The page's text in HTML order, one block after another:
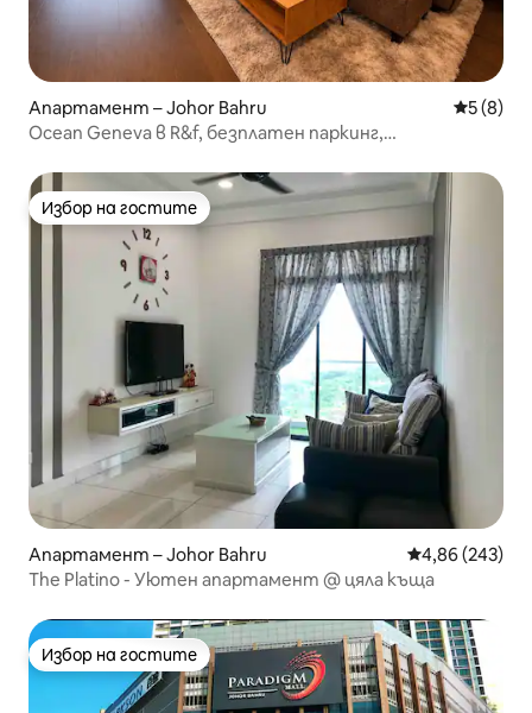
Апартамент – Johor Bahru Средна
5 (8)
Ocean Geneva в R&f, безплатен паркинг,
Избор на гостите
Избор на гостите
Апартамент – Johor Bahru Средна
4,86 (243)
The Platino - Уютен апартамент @ цяла къща
Избор на гостите
Избор на гостите